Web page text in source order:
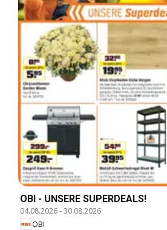
OBI - UNSERE SUPERDEALS!
04.08.2026-30.08.2026
OBI